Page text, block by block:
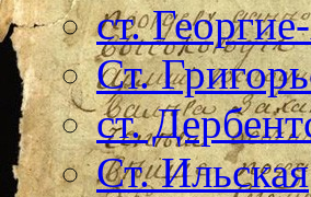
ст.
Ст.
ст.
Ст. Ильская